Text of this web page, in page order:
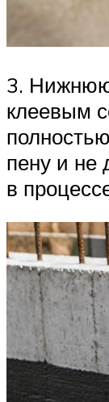
3.
клеевым
пену и не
в